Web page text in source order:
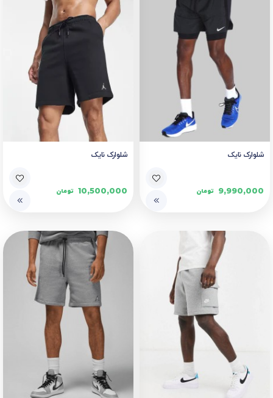
شلوارک نایک
9,990,000 تومان
شلوارک نایک
10,500,000 تومان